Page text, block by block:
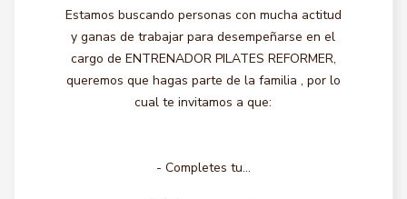
Estamos buscando personas con mucha actitud
y ganas de trabajar para desempeñarse en el
cargo de ENTRENADOR PILATES REFORMER,
queremos que hagas parte de la familia , por lo
cual te invitamos a que:
- Completes tu...